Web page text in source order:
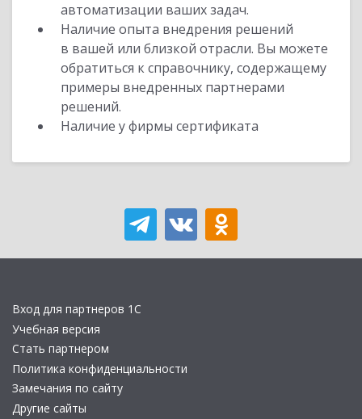
автоматизации ваших задач.
Наличие опыта внедрения решений
в вашей или близкой отрасли. Вы можете
обратиться к справочнику, содержащему
примеры внедренных партнерами
решений.
Наличие у фирмы сертификата
Вход для партнеров 1С
Учебная версия
Стать партнером
Политика конфиденциальности
Замечания по сайту
Другие сайты